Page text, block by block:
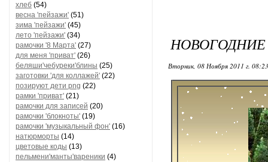
хлеб (54)
весна 'пейзажи' (51)
зима 'пейзажи' (45)
лето 'пейзажи' (34)
рамочки '8 Марта' (27)
для меня 'приват' (26)
беляши'чебуреки'блины (25)
заготовки 'для коллажей' (22)
позируют дети png (22)
рамки 'приват' (21)
рамочки для записей (20)
рамочки 'блокноты' (19)
рамочки 'музыкальный фон' (16)
натюрморты (14)
цветовые коды (13)
пельмени'манты'вареники (4)
Вторник, 08 Ноября 2011 г.